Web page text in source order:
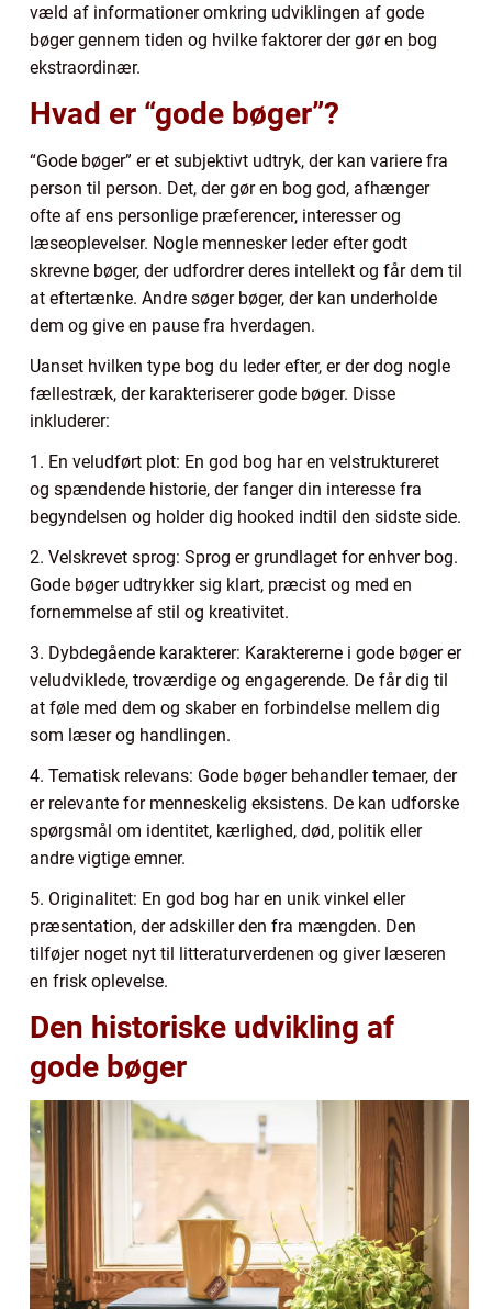
væld af informationer omkring udviklingen af gode
bøger gennem tiden og hvilke faktorer der gør en bog
ekstraordinær.
Hvad er “gode bøger”?
“Gode bøger” er et subjektivt udtryk, der kan variere fra
person til person. Det, der gør en bog god, afhænger
ofte af ens personlige præferencer, interesser og
læseoplevelser. Nogle mennesker leder efter godt
skrevne bøger, der udfordrer deres intellekt og får dem til
at eftertænke. Andre søger bøger, der kan underholde
dem og give en pause fra hverdagen.
Uanset hvilken type bog du leder efter, er der dog nogle
fællestræk, der karakteriserer gode bøger. Disse
inkluderer:
1. En veludført plot: En god bog har en velstruktureret
og spændende historie, der fanger din interesse fra
begyndelsen og holder dig hooked indtil den sidste side.
2. Velskrevet sprog: Sprog er grundlaget for enhver bog.
Gode bøger udtrykker sig klart, præcist og med en
fornemmelse af stil og kreativitet.
3. Dybdegående karakterer: Karaktererne i gode bøger er
veludviklede, troværdige og engagerende. De får dig til
at føle med dem og skaber en forbindelse mellem dig
som læser og handlingen.
4. Tematisk relevans: Gode bøger behandler temaer, der
er relevante for menneskelig eksistens. De kan udforske
spørgsmål om identitet, kærlighed, død, politik eller
andre vigtige emner.
5. Originalitet: En god bog har en unik vinkel eller
præsentation, der adskiller den fra mængden. Den
tilføjer noget nyt til litteraturverdenen og giver læseren
en frisk oplevelse.
Den historiske udvikling af
gode bøger